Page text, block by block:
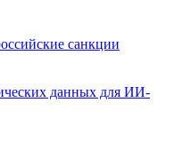
санкции
данных для ИИ-